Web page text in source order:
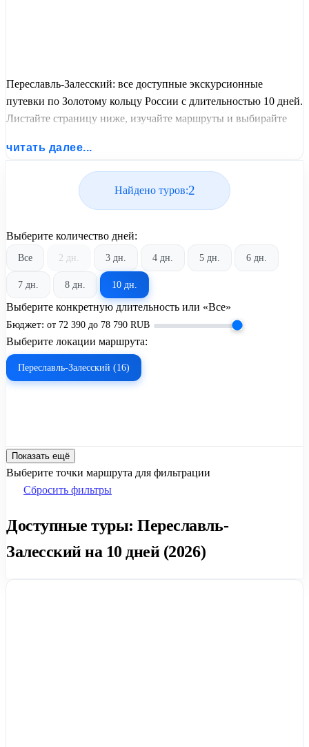
Переславль-Залесский: все доступные экскурсионные
путевки по Золотому кольцу России с длительностью 10 дней.
Листайте страницу ниже, изучайте маршруты и выбирайте
предложений от United Travel Systems.
читать далее...
Найдено туров:2
Выберите количество дней:
Все 2 дн. 3 дн. 4 дн. 5 дн. 6 дн.
7 дн. 8 дн. 10 дн.
Выберите конкретную длительность или «Все»
Бюджет: от 72 390 до 78 790 RUB
Выберите локации маршрута:
Переславль-Залесский (16)
Показать ещё
Выберите точки маршрута для фильтрации
Сбросить фильтры
Доступные туры: Переславль-
Залесский на 10 дней (2026)